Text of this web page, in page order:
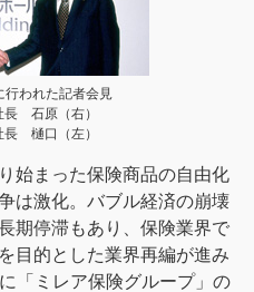
われた記者会見
長 石原（右）
長 樋口（左）
始まった保険商品の自由化
は激化。バブル経済の崩壊
期停滞もあり、保険業界で
目的とした業界再編が進み
「ミレア保険グループ」の